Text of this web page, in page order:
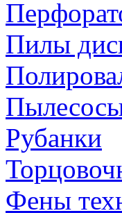
Пилы
Рубанки
Фены